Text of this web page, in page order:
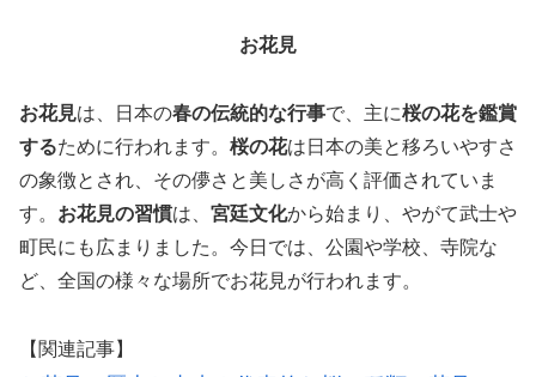
お花見
お花見は、日本の春の伝統的な行事で、主に桜の花を鑑賞
するために行われます。 桜の花は日本の美と移ろいやすさ
の象徴とされ、その儚さと美しさが高く評価されていま
す。 お花見の習慣は、 宮廷文化から始まり、やがて武士や
町民にも広まりました。今日では、公園や学校、寺院な
ど、全国の様々な場所でお花見が行われます。
【関連記事】